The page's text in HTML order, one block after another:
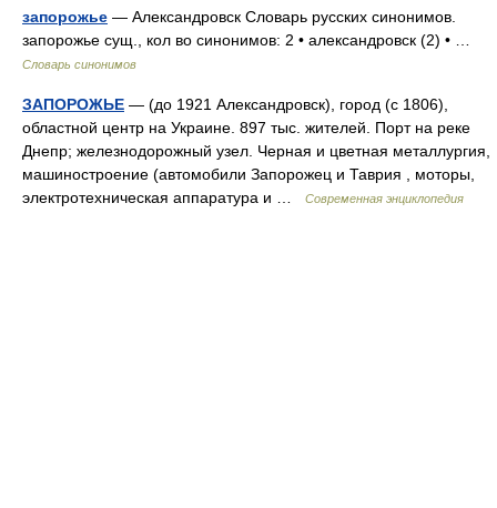
запорожье — Александровск Словарь русских синонимов.
запорожье сущ., кол во синонимов: 2 • александровск (2) • …
Словарь синонимов
ЗАПОРОЖЬЕ — (до 1921 Александровск), город (с 1806),
областной центр на Украине. 897 тыс. жителей. Порт на реке
Днепр; железнодорожный узел. Черная и цветная металлургия,
машиностроение (автомобили Запорожец и Таврия , моторы,
электротехническая аппаратура и …
Современная энциклопедия